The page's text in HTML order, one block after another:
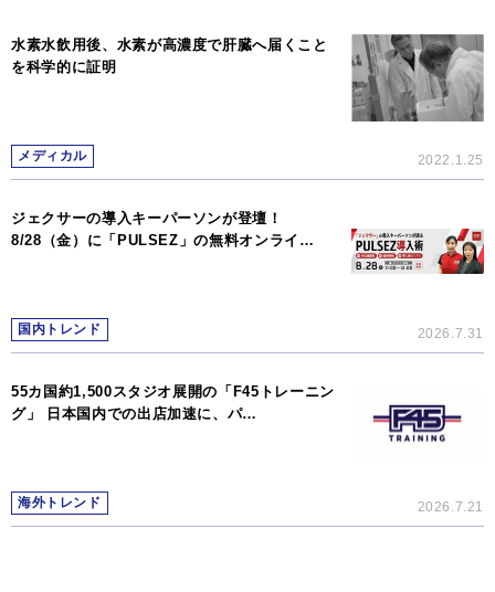
水素水飲用後、水素が高濃度で肝臓へ届くこと
を科学的に証明
メディカル 2022.1.25
ジェクサーの導入キーパーソンが登壇！
8/28（金）に「PULSEZ」の無料オンライ…
国内トレンド 2026.7.31
55カ国約1,500スタジオ展開の「F45トレーニン
グ」 日本国内での出店加速に、パ…
海外トレンド 2026.7.21